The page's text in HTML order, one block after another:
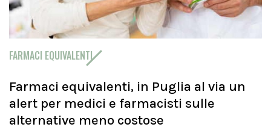
FARMACI EQUIVALENTI
Farmaci equivalenti, in Puglia al via un
alert per medici e farmacisti sulle
alternative meno costose